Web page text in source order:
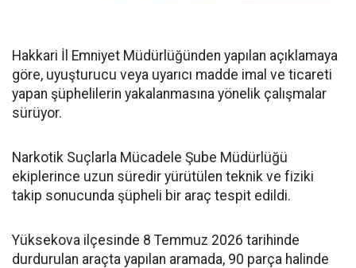
Hakkari İl Emniyet Müdürlüğünden yapılan açıklamaya
göre, uyuşturucu veya uyarıcı madde imal ve ticareti
yapan şüphelilerin yakalanmasına yönelik çalışmalar
sürüyor.
Narkotik Suçlarla Mücadele Şube Müdürlüğü
ekiplerince uzun süredir yürütülen teknik ve fiziki
takip sonucunda şüpheli bir araç tespit edildi.
Yüksekova ilçesinde 8 Temmuz 2026 tarihinde
durdurulan araçta yapılan aramada, 90 parça halinde